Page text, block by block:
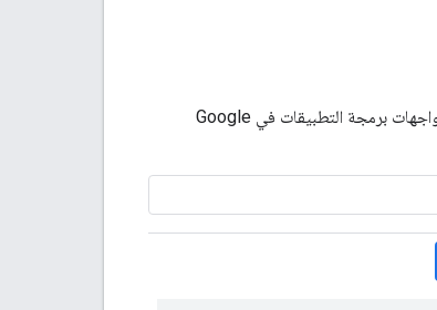
لتفعيل واجهات برمجة التطبيقات في Google